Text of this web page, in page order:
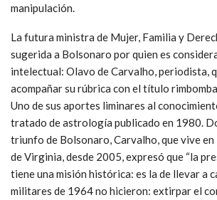
manipulación.
La futura ministra de Mujer, Familia y
sugerida a Bolsonaro por quien es
intelectual: Olavo de Carvalho, periodista,
acompañar su rúbrica con el título
Uno de sus aportes liminares al
tratado de astrología publicado en 1980.
triunfo de Bolsonaro, Carvalho, que vive en
de Virginia, desde 2005, expresó que “la
tiene una misión histórica: es la de llevar a
militares de 1964 no hicieron: extirpar el